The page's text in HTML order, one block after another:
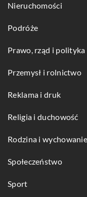
Nieruchomości
Podróże
Prawo, rząd i polityka
Przemysł i rolnictwo
Reklama i druk
Religia i duchowość
Rodzina i
Społeczeństwo
Sport